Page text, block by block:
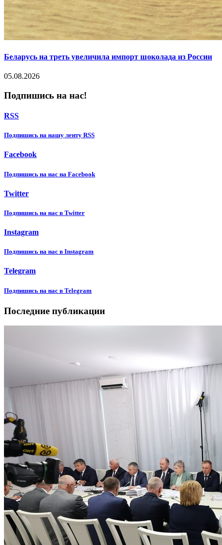
Беларусь на треть увеличила импорт шоколада из России
05.08.2026
Подпишись на нас!
RSS
Подпишиcь на нашу ленту RSS
Facebook
Подпишиcь на нас на Facebook
Twitter
Подпишиcь на нас в Twitter
Instagram
Подпишиcь на нас в Instagram
Telegram
Подпишиcь на нас в Telegram
Последние публикации